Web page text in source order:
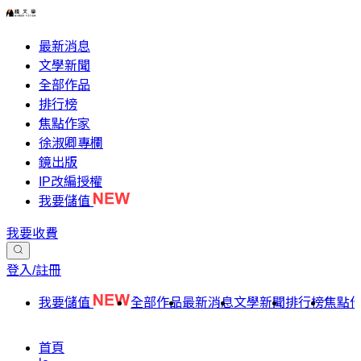
最新消息
文學新聞
全部作品
排行榜
焦點作家
徐淑卿專欄
鏡出版
IP改編授權
我要儲值
我要收費
登入/註冊
我要儲值 全部作品最新消息文學新聞排行榜焦點
首頁